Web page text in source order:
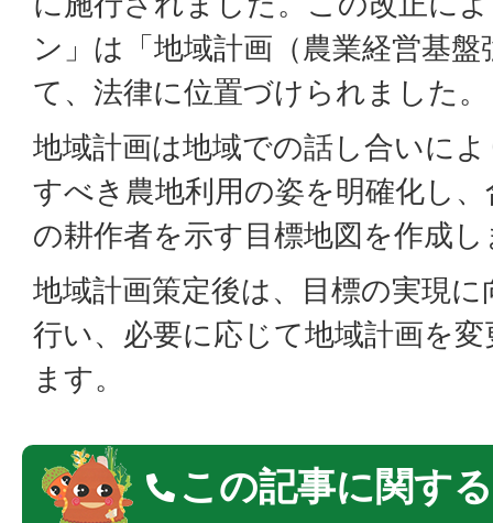
ン」は「地域計画（農業経営基
て、法律に位置づけられました。
地域計画は地域での話し合いに
すべき農地利用の姿を明確化し
の耕作者を示す目標地図を作成
地域計画策定後は、目標の実現
行い、必要に応じて地域計画を
ます。
この記事に関す